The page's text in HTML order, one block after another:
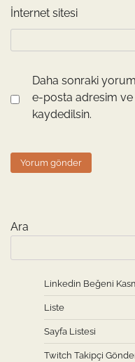
İnternet sitesi
Daha sonraki
e-posta adresim ve
kaydedilsin.
Ara
Linkedin Beğeni
Liste
Sayfa Listesi
Twitch Takipçi